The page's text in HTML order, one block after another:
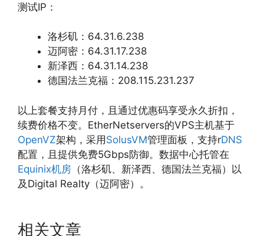
测试IP：
洛杉矶：64.31.6.238
迈阿密：64.31.17.238
新泽西：64.31.14.238
德国法兰克福：208.115.231.237
以上套餐支持月付，且通过优惠码享受永久折扣，
续费价格不变。EtherNetservers的VPS主机基于
OpenVZ架构，采用SolusVM管理面板，支持rDNS
配置，且提供免费5Gbps防御。数据中心托管在
Equinix机房 （洛杉矶、新泽西、德国法兰克福）以
及Digital Realty（迈阿密）。
相关文章